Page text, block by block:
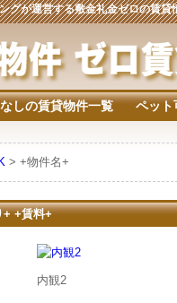
グが運営する敷金礼金ゼロの賃貸
しの賃貸物件一覧 ペット
> +物件名+
+ +賃料+
内観2